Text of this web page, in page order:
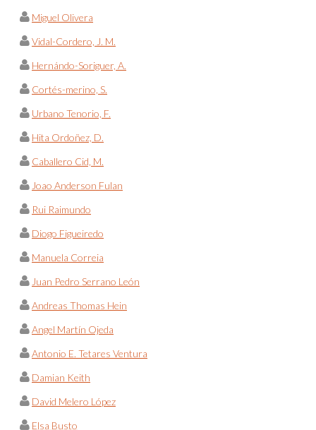
Miguel Olivera
Vidal-Cordero, J. M.
Hernándo-Soriguer, A.
Cortés-merino, S.
Urbano Tenorio, F.
Hita Ordoñez, D.
Caballero Cid, M.
Joao Anderson Fulan
Rui Raimundo
Diogo Figueiredo
Manuela Correia
Juan Pedro Serrano León
Andreas Thomas Hein
Angel Martín Ojeda
Antonio E. Tetares Ventura
Damian Keith
David Melero López
Elsa Busto